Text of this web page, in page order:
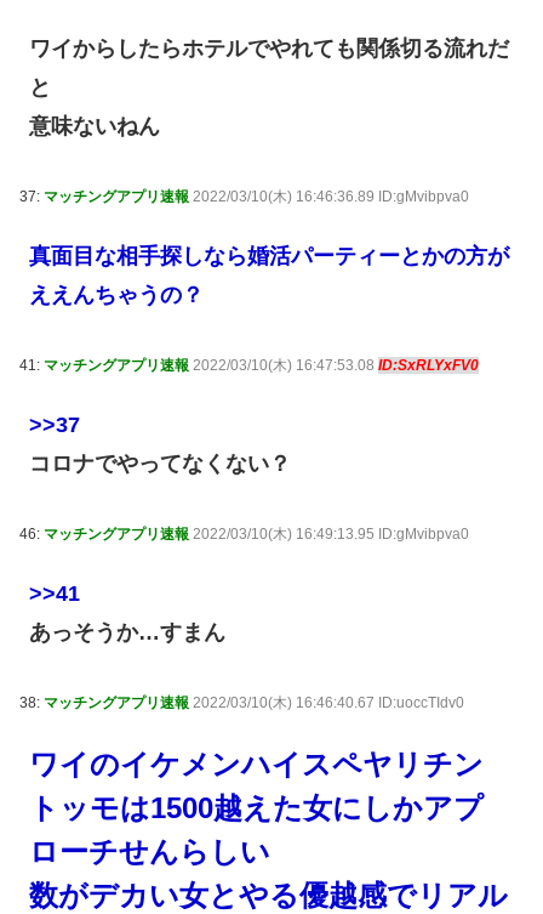
ワイからしたらホテルでやれても関係切る流れだ
と
意味ないねん
37: マッチングアプリ速報 2022/03/10(木) 16:46:36.89 ID:gMvibpva0
真面目な相手探しなら婚活パーティーとかの方が
ええんちゃうの？
41: マッチングアプリ速報 2022/03/10(木) 16:47:53.08 ID:SxRLYxFV0
>>37
コロナでやってなくない？
46: マッチングアプリ速報 2022/03/10(木) 16:49:13.95 ID:gMvibpva0
>>41
あっそうか…すまん
38: マッチングアプリ速報 2022/03/10(木) 16:46:40.67 ID:uoccTIdv0
ワイのイケメンハイスペヤリチン
トッモは1500越えた女にしかアプ
ローチせんらしい
数がデカい女とやる優越感でリアル